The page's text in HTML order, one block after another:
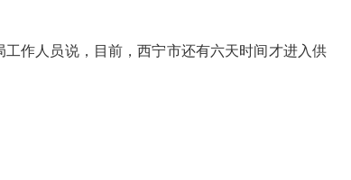
作人员说，目前，西宁市还有六天时间才进入供